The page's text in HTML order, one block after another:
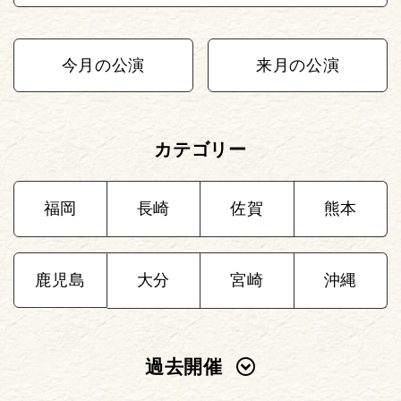
今月の公演 来月の公演
カテゴリー
福岡 長崎 佐賀 熊本
鹿児島 大分 宮崎 沖縄
過去開催